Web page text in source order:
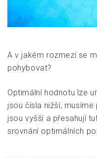
A v jakém rozmezí se
pohybovat?
Optimální hodnotu lze
jsou čísla nižší,
jsou vyšší a přesahují
srovnání optimálních